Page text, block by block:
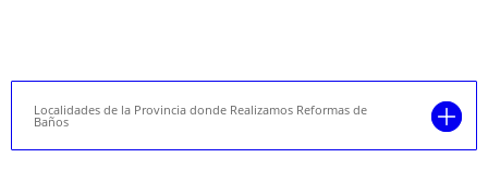
Localidades de la Provincia donde Realizamos Reformas de
Baños